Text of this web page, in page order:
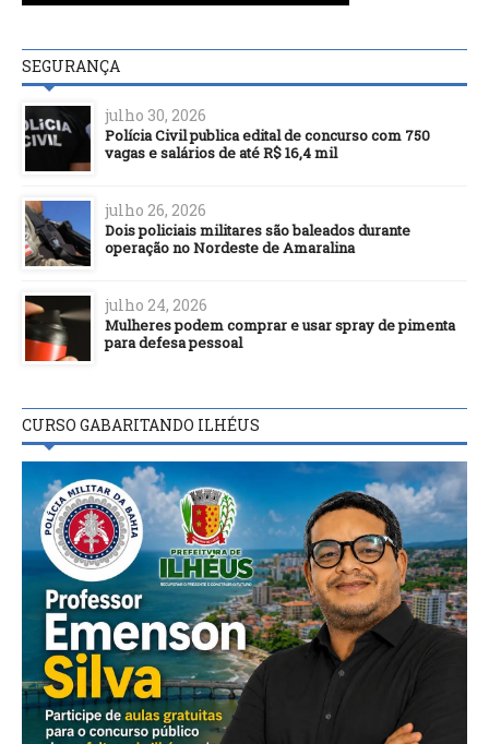
SEGURANÇA
julho 30, 2026
Polícia Civil publica edital de concurso com 750
vagas e salários de até R$ 16,4 mil
julho 26, 2026
Dois policiais militares são baleados durante
operação no Nordeste de Amaralina
julho 24, 2026
Mulheres podem comprar e usar spray de pimenta
para defesa pessoal
CURSO GABARITANDO ILHÉUS